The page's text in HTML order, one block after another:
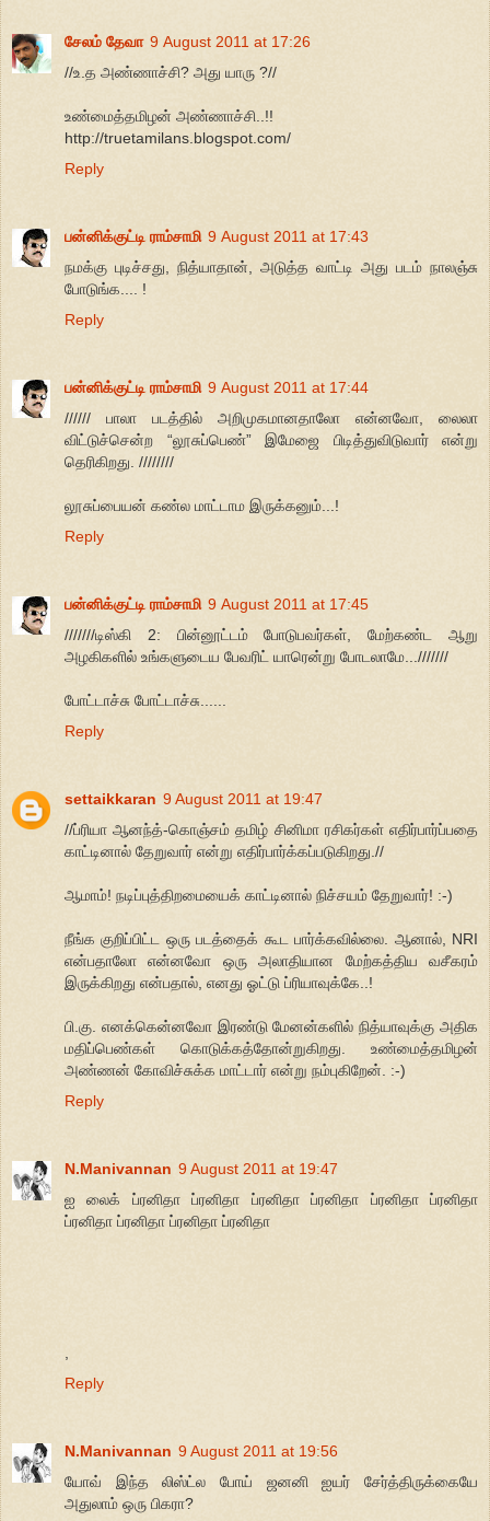
சேலம் தேவா 9 August 2011 at 17:26
//உ.த அண்ணாச்சி? அது யாரு ?//
உண்மைத்தமிழன் அண்ணாச்சி..!!
http://truetamilans.blogspot.com/
Reply
பன்னிக்குட்டி ராம்சாமி 9 August 2011 at 17:43
நமக்கு புடிச்சது, நித்யாதான், அடுத்த வாட்டி அது படம் நாலஞ்சு
போடுங்க.... !
Reply
பன்னிக்குட்டி ராம்சாமி 9 August 2011 at 17:44
////// பாலா படத்தில் அறிமுகமானதாலோ என்னவோ, லைலா
விட்டுச்சென்ற “லூசுப்பெண்” இமேஜை பிடித்துவிடுவார் என்று
தெரிகிறது. ////////
லூசுப்பையன் கண்ல மாட்டாம இருக்கனும்...!
Reply
பன்னிக்குட்டி ராம்சாமி 9 August 2011 at 17:45
///////டிஸ்கி 2: பின்னூட்டம் போடுபவர்கள், மேற்கண்ட ஆறு
அழகிகளில் உங்களுடைய பேவரிட் யாரென்று போடலாமே...///////
போட்டாச்சு போட்டாச்சு......
Reply
settaikkaran 9 August 2011 at 19:47
//ப்ரியா ஆனந்த்-கொஞ்சம் தமிழ் சினிமா ரசிகர்கள் எதிர்பார்ப்பதை
காட்டினால் தேறுவார் என்று எதிர்பார்க்கப்படுகிறது.//
ஆமாம்! நடிப்புத்திறமையைக் காட்டினால் நிச்சயம் தேறுவார்! :-)
நீங்க குறிப்பிட்ட ஒரு படத்தைக் கூட பார்க்கவில்லை. ஆனால், NRI
என்பதாலோ என்னவோ ஒரு அலாதியான மேற்கத்திய வசீகரம்
இருக்கிறது என்பதால், எனது ஓட்டு ப்ரியாவுக்கே..!
பி.கு. எனக்கென்னவோ இரண்டு மேனன்களில் நித்யாவுக்கு அதிக
மதிப்பெண்கள் கொடுக்கத்தோன்றுகிறது. உண்மைத்தமிழன்
அண்ணன் கோவிச்சுக்க மாட்டார் என்று நம்புகிறேன். :-)
Reply
N.Manivannan 9 August 2011 at 19:47
ஐ லைக் ப்ரனிதா ப்ரனிதா ப்ரனிதா ப்ரனிதா ப்ரனிதா ப்ரனிதா
ப்ரனிதா ப்ரனிதா ப்ரனிதா ப்ரனிதா
Reply
N.Manivannan 9 August 2011 at 19:56
யோவ் இந்த லிஸ்ட்ல போய் ஜனனி ஐயர் சேர்த்திருக்கையே
அதுலாம் ஒரு பிகரா?